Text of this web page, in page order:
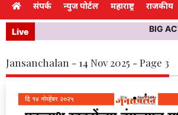
संपर्क न्युज पोर्टल महाराष्ट्र राजकीय
Live BIG
Jansanchalan - 14 Nov 2025 - Page 3